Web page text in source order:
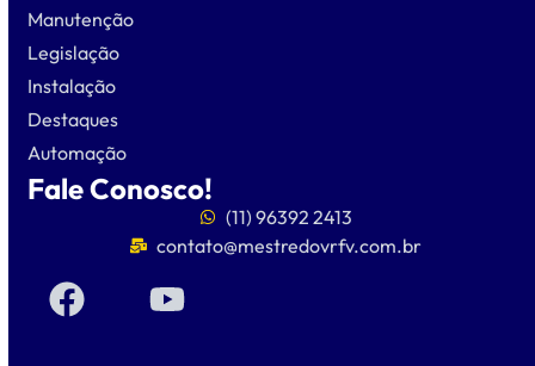
Manutenção
Legislação
Instalação
Destaques
Automação
Fale Conosco!
(11) 96392 2413
contato@mestredovrfv.com.br